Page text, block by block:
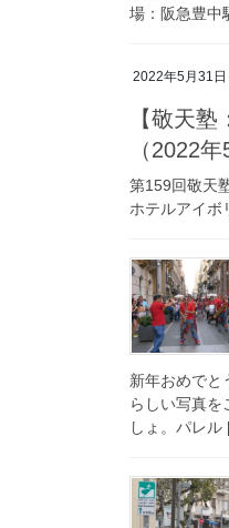
場：阪急豊
2022年5月31日
【敬天
（2022年
第159回敬天
ホテルアイ
新年おめでと
らしい写真
しょ。パレ